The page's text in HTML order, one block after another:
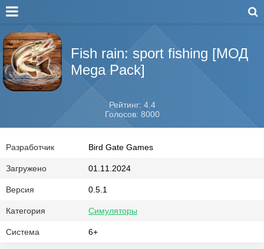
Fish rain: sport fishing [МОД
Mega Pack]
Рейтинг: 4.4
Голосов: 8000
Разработчик Bird Gate Games
Загружено 01.11.2024
Версия 0.5.1
Категория Симуляторы
Система 6+